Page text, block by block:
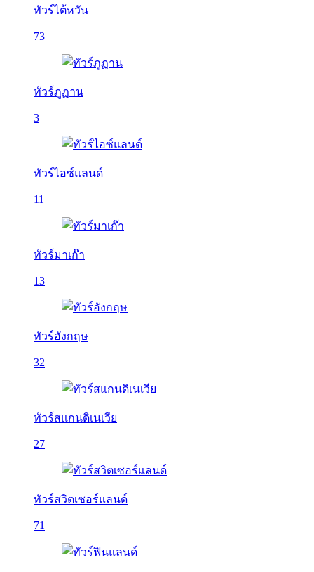
ทัวร์ไต้หวัน
73
ทัวร์ภูฏาน
3
ทัวร์ไอซ์แลนด์
11
ทัวร์มาเก๊า
13
ทัวร์อังกฤษ
32
ทัวร์สแกนดิเนเวีย
27
ทัวร์สวิตเซอร์แลนด์
71